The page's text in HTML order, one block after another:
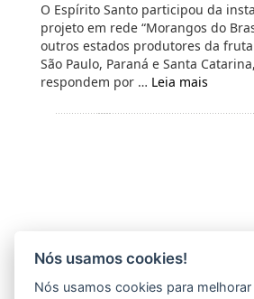
O Espírito Santo participou da
projeto em rede “Morangos do
outros estados produtores da
São Paulo, Paraná e Santa
respondem por … Leia mais
Nós usamos cookies!
Nós usamos cookies para